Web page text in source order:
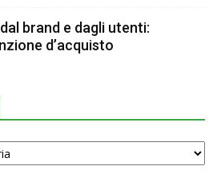
brand e dagli utenti:
d’acquisto